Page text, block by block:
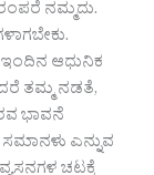
ನಮ್ಮದು.
ಆಧುನಿಕ
ತಮ್ಮ ನಡತೆ,
ಭಾವನೆ
ಎನ್ನುವ